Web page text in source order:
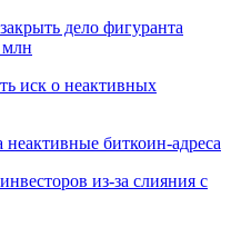
дело фигуранта
иск о неактивных
биткоин-адреса
из-за слияния с